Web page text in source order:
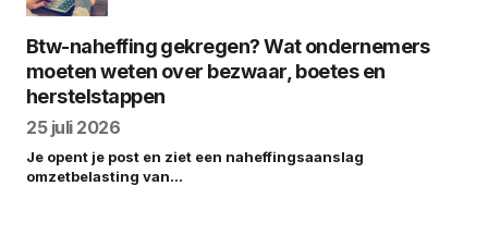
Btw-naheffing gekregen? Wat ondernemers
moeten weten over bezwaar, boetes en
herstelstappen
25 juli 2026
Je opent je post en ziet een naheffingsaanslag
omzetbelasting van…